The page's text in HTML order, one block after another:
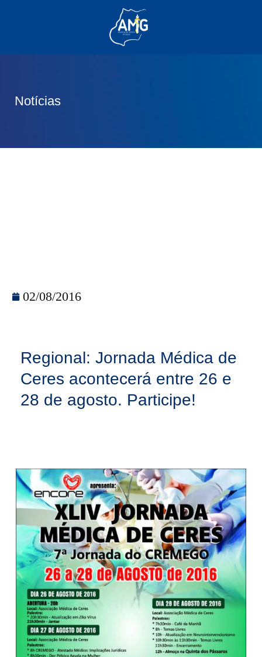
Notícias
02/08/2016
Regional: Jornada Médica de
Ceres acontecerá entre 26 e
28 de agosto. Participe!